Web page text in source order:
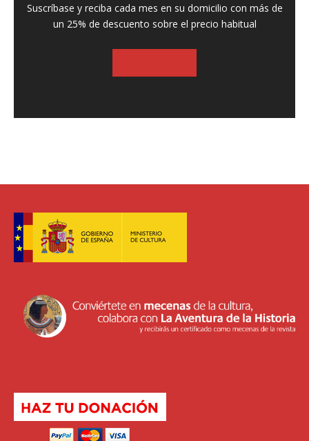
Suscríbase y reciba cada mes en su domicilio con más de
un 25% de descuento sobre el precio habitual